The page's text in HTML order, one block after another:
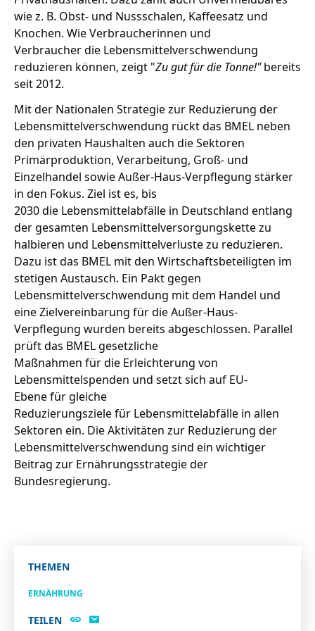
wie z. B. Obst- und Nussschalen, Kaffeesatz und
Knochen. Wie Verbraucherinnen und
Verbraucher die Lebensmittelverschwendung
reduzieren können, zeigt "Zu gut für die Tonne!"bereits
seit 2012.
Mit der Nationalen Strategie zur Reduzierung der
Lebensmittelverschwendung rückt das BMEL neben
den privaten Haushalten auch die Sektoren
Primärproduktion, Verarbeitung, Groß- und
Einzelhandel sowie Außer-Haus-Verpflegung stärker
in den Fokus. Ziel ist es, bis
2030 die Lebensmittelabfälle in Deutschland entlang
der gesamten Lebensmittelversorgungskette zu
halbieren und Lebensmittelverluste zu reduzieren.
Dazu ist das BMEL mit den Wirtschaftsbeteiligten im
stetigen Austausch. Ein Pakt gegen
Lebensmittelverschwendung mit dem Handel und
eine Zielvereinbarung für die Außer-Haus-
Verpflegung wurden bereits abgeschlossen. Parallel
prüft das BMEL gesetzliche
Maßnahmen für die Erleichterung von
Lebensmittelspenden und setzt sich auf EU-
Ebene für gleiche
Reduzierungsziele für Lebensmittelabfälle in allen
Sektoren ein. Die Aktivitäten zur Reduzierung der
Lebensmittelverschwendung sind ein wichtiger
Beitrag zur Ernährungsstrategie der
Bundesregierung.
THEMEN
ERNÄHRUNG
TEILEN